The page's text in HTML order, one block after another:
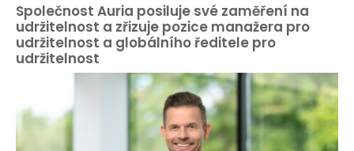
Společnost Auria posiluje své zaměření na
udržitelnost a zřizuje pozice manažera pro
udržitelnost a globálního ředitele pro
udržitelnost